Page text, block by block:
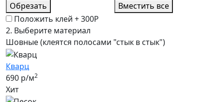
Обрезать
Вместить все
Положить клей +300Р
2. Выберите материал
Шовные (клеятся полосами "стык в стык")
Кварц
690 р/м2
Хит